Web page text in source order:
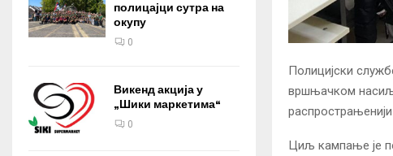
Полицијски
вршњачком
Циљ кампање је
полицајци сутра на
окупу
0
Викенд акција у
„Шики маркетима“
0